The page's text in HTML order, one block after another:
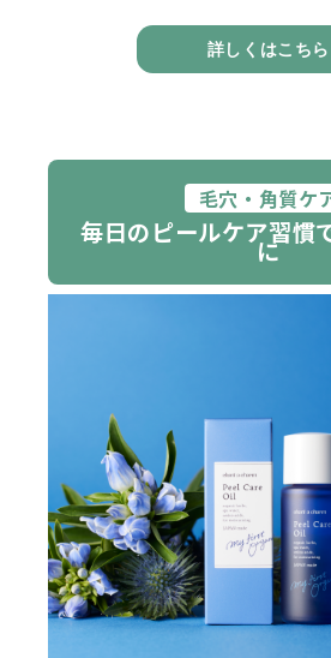
詳しくはこちら
毛穴・角質ケ
毎日のピールケア習慣
に